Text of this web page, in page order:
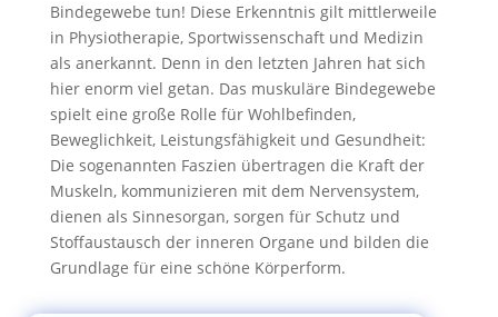
Bindegewebe tun! Diese Erkenntnis gilt mittlerweile
in Physiotherapie, Sportwissenschaft und Medizin
als anerkannt. Denn in den letzten Jahren hat sich
hier enorm viel getan. Das muskuläre Bindegewebe
spielt eine große Rolle für Wohlbefinden,
Beweglichkeit, Leistungsfähigkeit und Gesundheit:
Die sogenannten Faszien übertragen die Kraft der
Muskeln, kommunizieren mit dem Nervensystem,
dienen als Sinnesorgan, sorgen für Schutz und
Stoffaustausch der inneren Organe und bilden die
Grundlage für eine schöne Körperform.